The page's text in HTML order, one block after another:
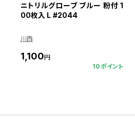
ニトリルグローブ ブルー 粉付 1
00枚入 L #2044
川西
1,100円
10ポイント